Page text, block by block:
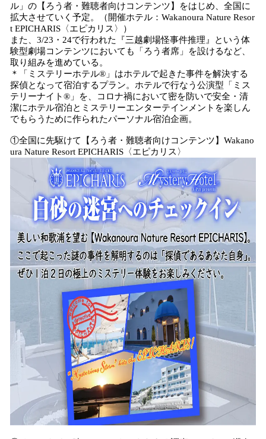
ル」の【ろう者・難聴者向けコンテンツ】をはじめ、全国に
拡大させていく予定。（開催ホテル：Wakanoura Nature Resor
t EPICHARIS〈エピカリス〉）
また、3/23・24で行われた『三越劇場怪事件推理』という体
験型劇場コンテンツにおいても「ろう者席」を設けるなど、
取り組みを進めている。
＊「ミステリーホテル®️」はホテルで起きた事件を解決する
探偵となって宿泊するプラン。ホテルで行なう公演型「ミス
テリーナイト®️」を、コロナ禍において密を防いで安全・清
潔にホテル宿泊とミステリーエンターテインメントを楽しん
でもらうために作られたパーソナル宿泊企画。
①全国に先駆けて【ろう者・難聴者向けコンテンツ】Wakano
ura Nature Resort EPICHARIS〈エピカリス〉